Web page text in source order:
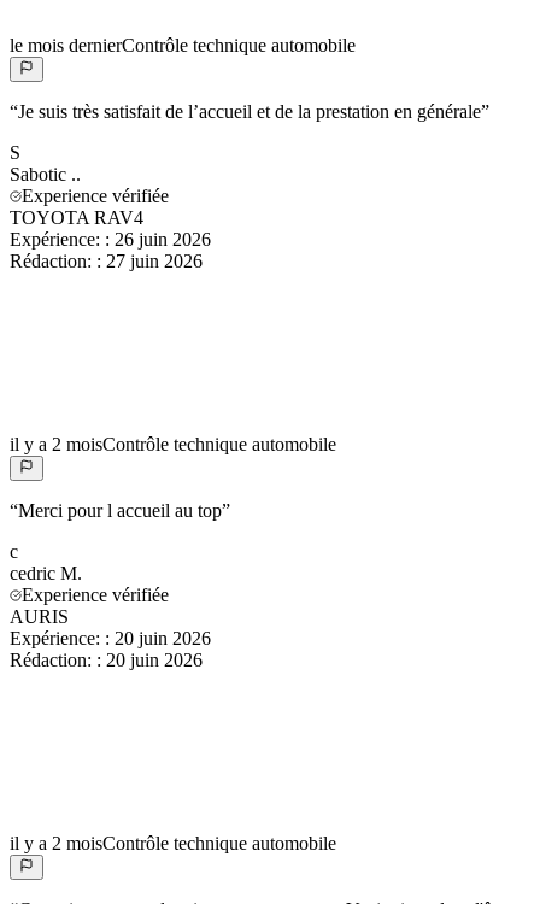
le mois dernierContrôle technique automobile
“Je suis très satisfait de l’accueil et de la prestation en générale”
S
Sabotic ..
Experience vérifiée
TOYOTA RAV4
Expérience: : 26 juin 2026
Rédaction: : 27 juin 2026
il y a 2 moisContrôle technique automobile
“Merci pour l accueil au top”
c
cedric M.
Experience vérifiée
AURIS
Expérience: : 20 juin 2026
Rédaction: : 20 juin 2026
il y a 2 moisContrôle technique automobile